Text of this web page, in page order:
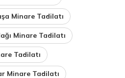
Minare Tadilatı
Minare Tadilatı
Tadilatı
Minare Tadilatı